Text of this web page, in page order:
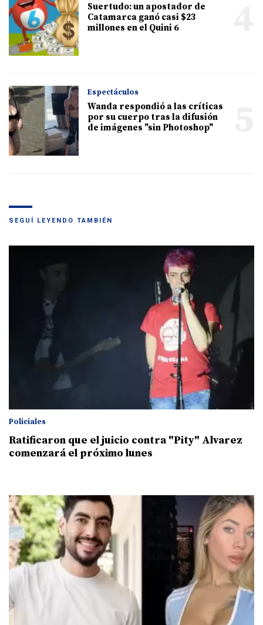
Suertudo: un apostador de
Catamarca ganó casi $23
millones en el Quini 6
Espectáculos
Wanda respondió a las críticas
por su cuerpo tras la difusión
de imágenes "sin Photoshop"
SEGUÍ LEYENDO TAMBIÉN
Policiales
Ratificaron que el juicio contra "Pity" Alvarez
comenzará el próximo lunes